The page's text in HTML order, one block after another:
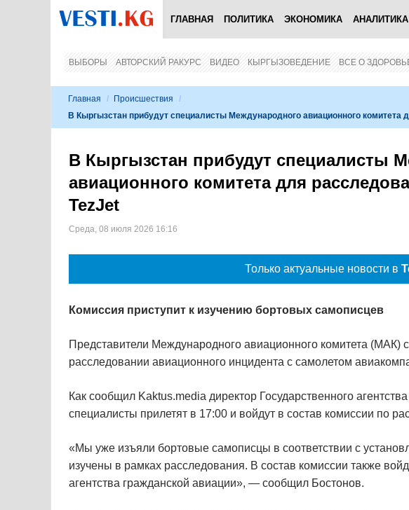
ГЛАВНАЯ ПОЛИТИКА ЭКОНОМИКА АНАЛИТИКА
ВЫБОРЫ АВТОРСКИЙ РАКУРС ВИДЕО КЫРГЫЗОВЕДЕНИЕ ВСЕ О
Главная / Происшествия
/
В Кыргызстан прибудут специалисты Международного авиационного комитета
В Кыргызстан прибудут специалисты
авиационного комитета для
TezJet
Среда, 08 июля 2026 16:16
Только актуальные новости в
Комиссия приступит к изучению бортовых самописцев
Представители Международного авиационного комитета (МАК)
расследовании авиационного инцидента с самолетом
Как сообщил Kaktus.media директор Государственного
специалисты прилетят в 17:00 и войдут в состав комиссии по
«Мы уже изъяли бортовые самописцы в соответствии с
изучены в рамках расследования. В состав комиссии также
агентства гражданской авиации», — сообщил Бостонов.